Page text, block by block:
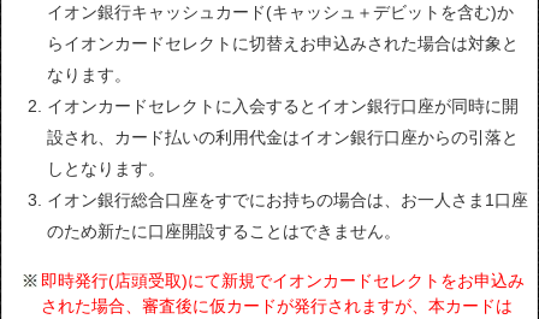
イオン銀行キャッシュカード(キャッシュ＋デビットを含む)か
らイオンカードセレクトに切替えお申込みされた場合は対象と
なります。
イオンカードセレクトに入会するとイオン銀行口座が同時に開
設され、カード払いの利用代金はイオン銀行口座からの引落と
しとなります。
イオン銀行総合口座をすでにお持ちの場合は、お一人さま1口座
のため新たに口座開設することはできません。
即時発行(店頭受取)にて新規でイオンカードセレクトをお申込み
された場合、審査後に仮カードが発行されますが、本カードは